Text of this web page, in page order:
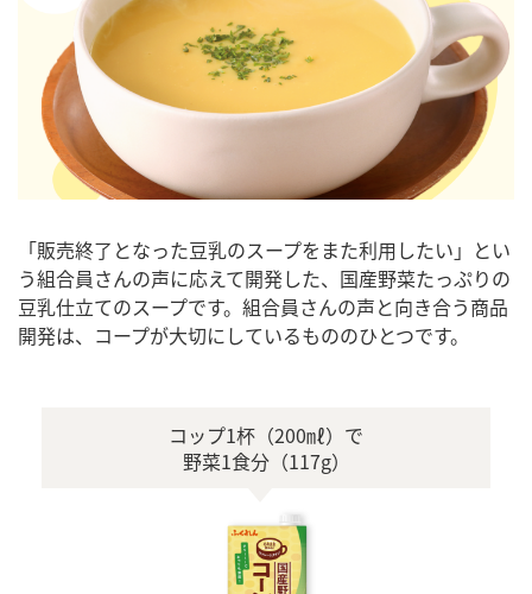
「販売終了となった豆乳のスープをまた利用したい」とい
う組合員さんの声に応えて開発した、国産野菜たっぷりの
豆乳仕立てのスープです。組合員さんの声と向き合う商品
開発は、コープが大切にしているもののひとつです。
コップ1杯（200㎖）で
野菜1食分（117g）